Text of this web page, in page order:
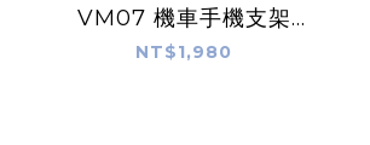
VM07 機車手機支架
Dualfind Air
NT$1,980